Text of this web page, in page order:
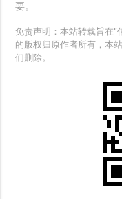
要。
免责声明：本站转载旨在“
的版权归原作者所有，本
们删除。